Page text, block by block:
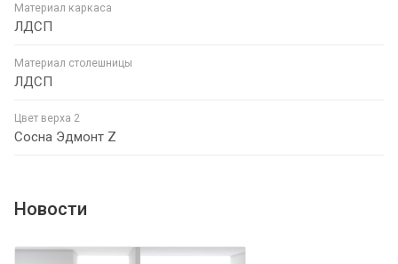
Материал каркаса
ЛДСП
Материал столешницы
ЛДСП
Цвет верха 2
Сосна Эдмонт Z
Новости